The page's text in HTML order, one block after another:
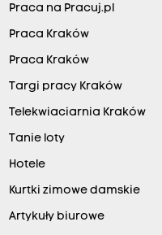
Praca na Pracuj.pl
Praca Kraków
Praca Kraków
Targi pracy Kraków
Telekwiaciarnia Kraków
Tanie loty
Hotele
Kurtki zimowe damskie
Artykuły biurowe